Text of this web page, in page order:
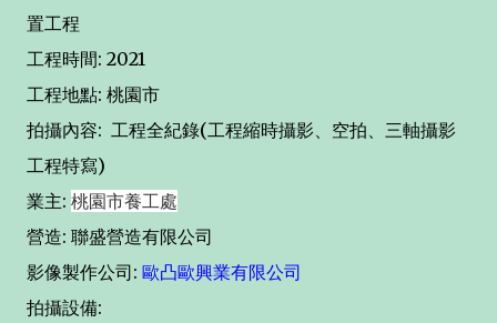
置工程
工程時間: 2021
工程地點: 桃園市
拍攝內容: 工程全紀錄(工程縮時攝影、空拍、三軸攝影
工程特寫)
業主: 桃園市養工處
營造: 聯盛營造有限公司
影像製作公司: 歐凸歐興業有限公司
拍攝設備: